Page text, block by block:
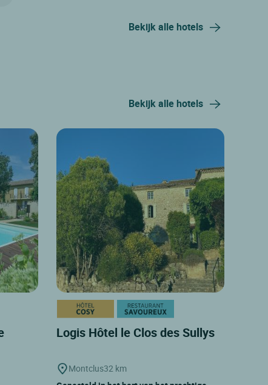
Bekijk alle hotels
Bekijk alle hotels
Logis Hôtel le Clos des Sullys
Montclus32 km